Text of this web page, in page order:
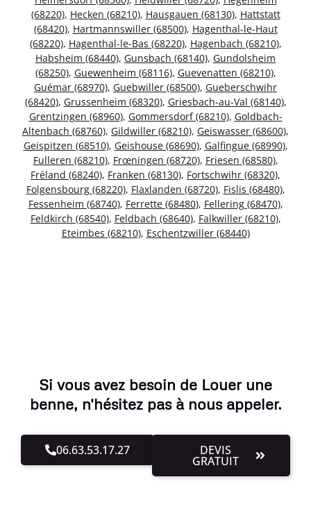
(68220), Hecken (68210), Hausgauen (68130), Hattstatt
(68420), Hartmannswiller (68500), Hagenthal-le-Haut
(68220), Hagenthal-le-Bas (68220), Hagenbach (68210),
Habsheim (68440), Gunsbach (68140), Gundolsheim
(68250), Guewenheim (68116), Guevenatten (68210),
Guémar (68970), Guebwiller (68500), Gueberschwihr
(68420), Grussenheim (68320), Griesbach-au-Val (68140),
Grentzingen (68960), Gommersdorf (68210), Goldbach-
Altenbach (68760), Gildwiller (68210), Geiswasser (68600),
Geispitzen (68510), Geishouse (68690), Galfingue (68990),
Fulleren (68210), Frœningen (68720), Friesen (68580),
Fréland (68240), Franken (68130), Fortschwihr (68320),
Folgensbourg (68220), Flaxlanden (68720), Fislis (68480),
Fessenheim (68740), Ferrette (68480), Fellering (68470),
Feldkirch (68540), Feldbach (68640), Falkwiller (68210),
Eteimbes (68210), Eschentzwiller (68440)
Si vous avez besoin de Louer une
benne, n'hésitez pas à nous appeler.
06.63.53.17.27 DEVIS
GRATUIT